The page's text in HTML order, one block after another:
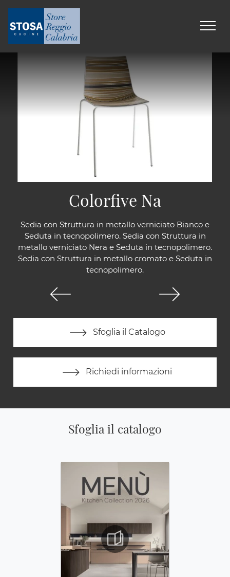
Sedia con Struttura in metallo verniciato Bianco e
Seduta in tecnopolimero. Sedia con Struttura in
metallo verniciato Nera e Seduta in tecnopolimero.
Sedia con Struttura in metallo cromato e Seduta in
tecnopolimero.
Sfoglia il Catalogo
Richiedi informazioni
Colorfive Na
Sfoglia il catalogo